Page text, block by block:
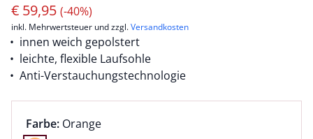
€ 59,95 (-40%)
inkl. Mehrwertsteuer und zzgl.Versandkosten
innen weich gepolstert
leichte, flexible Laufsohle
Anti-Verstauchungstechnologie
Farbauswahl:
Farbe: aktuell ausgewählt:
Orange